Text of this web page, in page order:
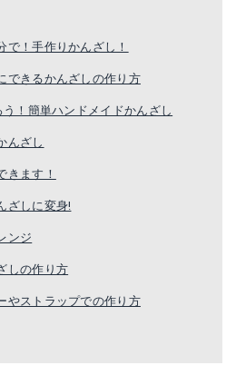
で！手作りかんざし！
できるかんざしの作り方
！簡単ハンドメイドかんざし
んざし
きます！
ざしに変身!
ンジ
しの作り方
やストラップでの作り方